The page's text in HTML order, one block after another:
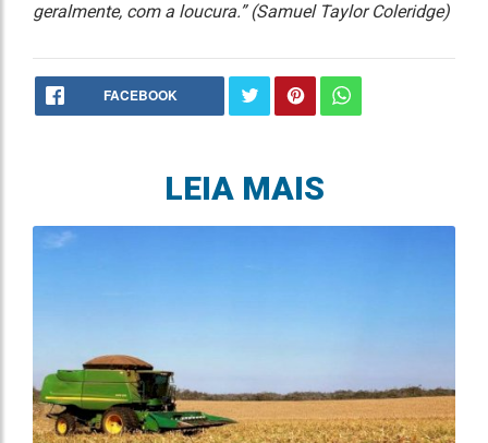
geralmente, com a loucura.” (Samuel Taylor Coleridge)
FACEBOOK
LEIA MAIS